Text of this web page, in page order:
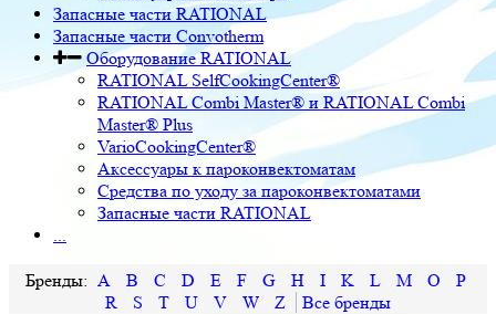
Запасные части RATIONAL
Запасные части Convotherm
Оборудование RATIONAL
RATIONAL SelfCookingCenter®
RATIONAL Combi Master® и RATIONAL Combi
Master® Plus
VarioCookingCenter®
Аксессуары к пароконвектоматам
Средства по уходу за пароконвектоматами
Запасные части RATIONAL
...
A B C D E F G H I K L M O
P
R
S T U V W
Z